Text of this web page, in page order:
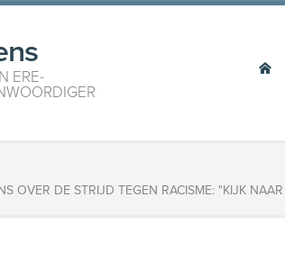
ERE-
OVER DE STRIJD TEGEN RACISME: "KIJK